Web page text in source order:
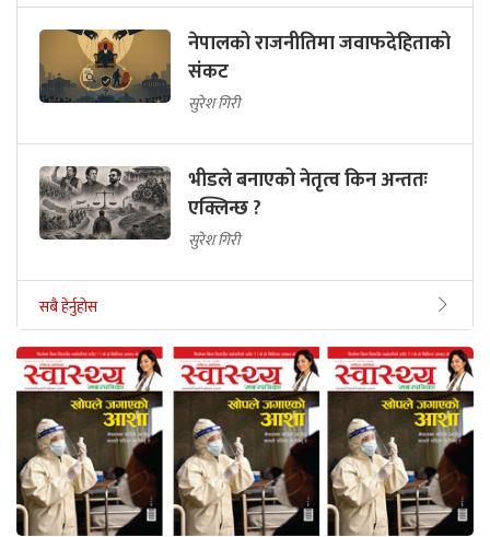
नेपालको राजनीतिमा जवाफदेहिताको
संकट
सुरेश गिरी
भीडले बनाएको नेतृत्व किन अन्ततः
एक्लिन्छ ?
सुरेश गिरी
सबै हेर्नुहोस